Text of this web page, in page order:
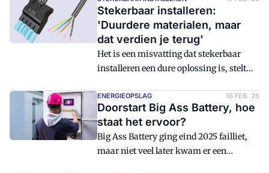
en installateur Robert Franke delen hun
ervaringen en geleerde lessen.
Stekerbaar installeren:
'Duurdere materialen, maar
dat verdien je terug'
Het is een misvatting dat stekerbaar
installeren een dure oplossing is, stelt
stekerbaar installeren bij Hemmink.
ENERGIEOPSLAG 16 FEB. 26
Doorstart Big Ass Battery, hoe
staat het ervoor?
Big Ass Battery ging eind 2025 failliet,
maar niet veel later kwam er een